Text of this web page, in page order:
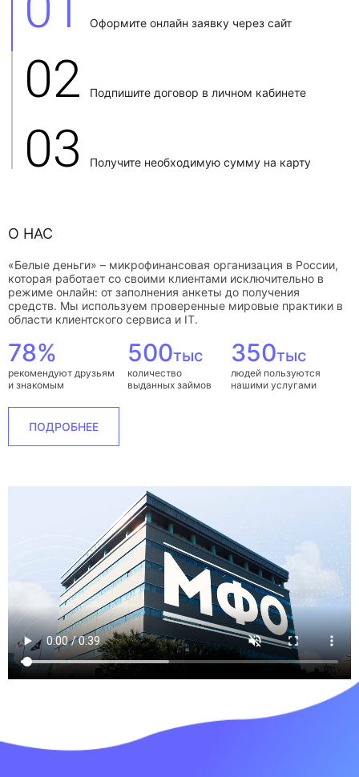
Оформите онлайн заявку через сайт
02 Подпишите договор в личном кабинете
03 Получите необходимую сумму на карту
О НАС
«Белые деньги» – микрофинансовая организация в России,
которая работает со своими клиентами исключительно в
режиме онлайн: от заполнения анкеты до получения
средств. Мы используем проверенные мировые практики в
области клиентского сервиса и IT.
78%
рекомендуют друзьям
и знакомым
500тыс
количество
выданных займов
350тыс
людей пользуются
нашими услугами
ПОДРОБНЕЕ